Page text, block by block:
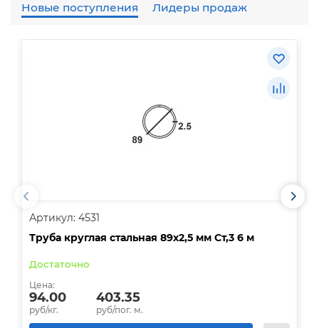
Новые поступления Лидеры продаж
Артикул: 4531
Труба круглая стальная 89х2,5 мм Ст,3 6 м
Достаточно
Цена:
94.00
руб/кг.
403.35
руб/пог. м.